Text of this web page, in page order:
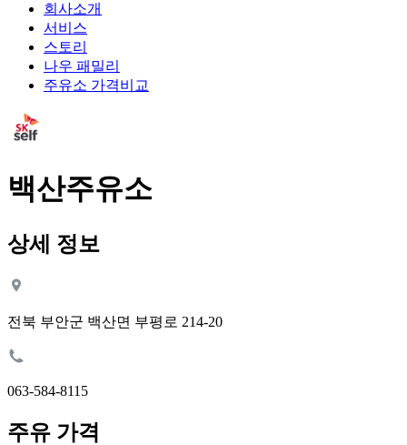
회사소개
서비스
스토리
나우 패밀리
주유소 가격비교
백산주유소
상세 정보
전북 부안군 백산면 부평로 214-20
063-584-8115
주유 가격